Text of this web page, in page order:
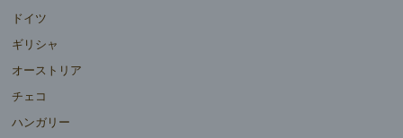
ドイツ
ギリシャ
オーストリア
チェコ
ハンガリー